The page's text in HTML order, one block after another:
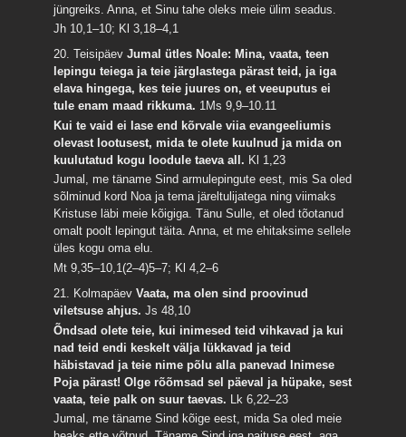
jüngreiks. Anna, et Sinu tahe oleks meie ülim seadus.
Jh 10,1–10; Kl 3,18–4,1
20. TeisipäevJumal ütles Noale: Mina, vaata, teen
lepingu teiega ja teie järglastega pärast teid, ja iga
elava hingega, kes teie juures on, et veeuputus ei
tule enam maad rikkuma. 1Ms 9,9–10.11
Kui te vaid ei lase end kõrvale viia evangeeliumis
olevast lootusest, mida te olete kuulnud ja mida on
kuulutatud kogu loodule taeva all. Kl 1,23
Jumal, me täname Sind armulepingute eest, mis Sa oled
sõlminud kord Noa ja tema järeltulijatega ning viimaks
Kristuse läbi meie kõigiga. Tänu Sulle, et oled tõotanud
omalt poolt lepingut täita. Anna, et me ehitaksime sellele
üles kogu oma elu.
Mt 9,35–10,1(2–4)5–7; Kl 4,2–6
21. KolmapäevVaata, ma olen sind proovinud
viletsuse ahjus.Js 48,10
Õndsad olete teie, kui inimesed teid vihkavad ja kui
nad teid endi keskelt välja lükkavad ja teid
häbistavad ja teie nime põlu alla panevad Inimese
Poja pärast! Olge rõõmsad sel päeval ja hüpake, sest
vaata, teie palk on suur taevas. Lk 6,22–23
Jumal, me täname Sind kõige eest, mida Sa oled meie